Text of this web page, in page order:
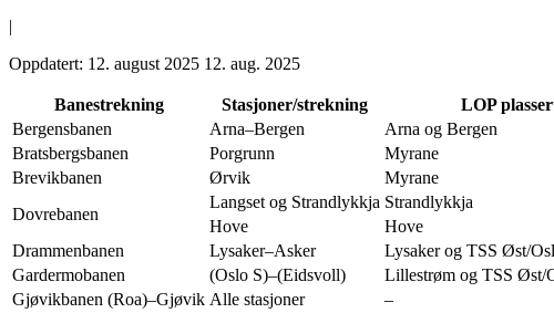
|
Oppdatert: 12. august 2025 12. aug. 2025
Banestrekning Stasjoner/strekning
LOP
Bergensbanen
Arna–Bergen
Arna og Bergen
Bratsbergsbanen
Porgrunn
Myrane
Brevikbanen
Ørvik
Myrane
Dovrebanen
Langset og Strandlykkja Strandlykkja
Hove
Hove
Drammenbanen
Lysaker–Asker
Lysaker og TSS Øst/
Gardermobanen
(Oslo S)–(Eidsvoll)
Lillestrøm og TSS Øst/
Gjøvikbanen (Roa)–Gjøvik Alle stasjoner –